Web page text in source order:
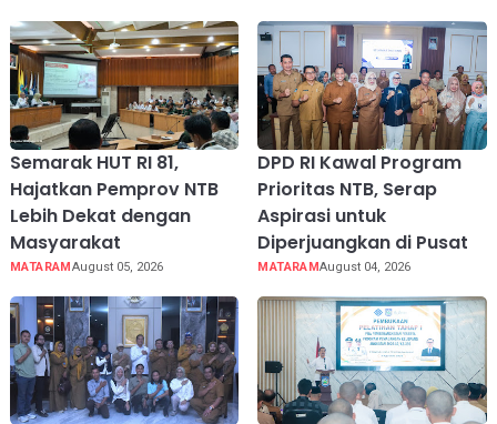
Semarak HUT RI 81,
Hajatkan Pemprov NTB
Lebih Dekat dengan
Masyarakat
MATARAMAugust 05, 2026
DPD RI Kawal Program
Prioritas NTB, Serap
Aspirasi untuk
Diperjuangkan di Pusat
MATARAMAugust 04, 2026